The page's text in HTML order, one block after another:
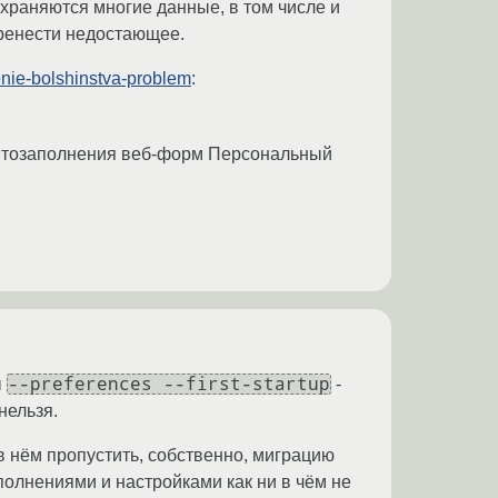
многие данные, в том числе и
недостающее.
bolshinstva-problem:
веб-форм Персональный
--preferences --first-startup -
нём пропустить, собственно, миграцию
и настройками как ни в чём не